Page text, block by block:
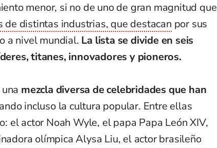
menor, si no de uno de gran magnitud que
de distintas industrias, que destacan por sus
a nivel mundial. La lista se divide en seis
titanes, innovadores y pioneros.
mezcla diversa de celebridades que han
incluso la cultura popular. Entre ellas
el actor Noah Wyle, el papa Papa León XIV,
olímpica Alysa Liu, el actor brasileño